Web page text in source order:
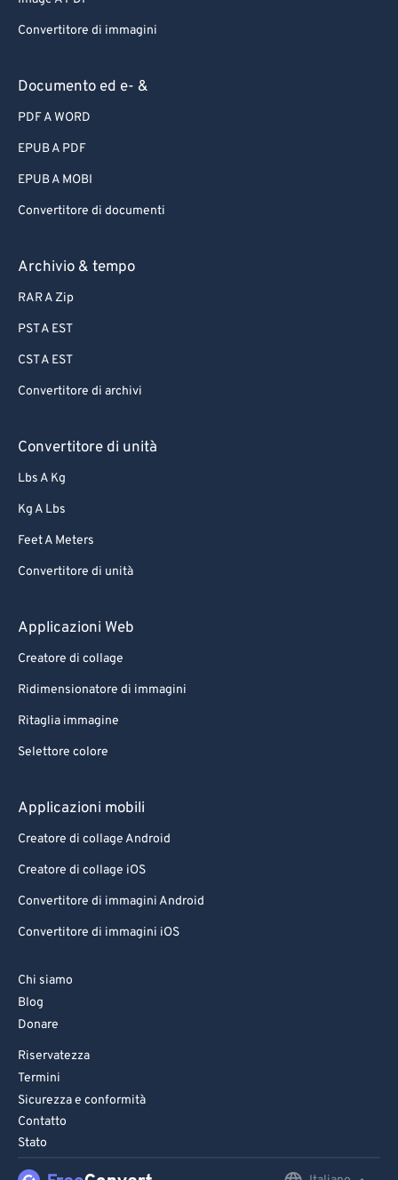
Convertitore di immagini
Documento ed e- &
PDF A WORD
EPUB A PDF
EPUB A MOBI
Convertitore di documenti
Archivio & tempo
RAR A Zip
PST A EST
CST A EST
Convertitore di archivi
Convertitore di unità
Lbs A Kg
Kg A Lbs
Feet A Meters
Convertitore di unità
Applicazioni Web
Creatore di collage
Ridimensionatore di immagini
Ritaglia immagine
Selettore colore
Applicazioni mobili
Creatore di collage Android
Creatore di collage iOS
Convertitore di immagini Android
Convertitore di immagini iOS
Chi siamo
Blog
Donare
Riservatezza
Termini
Sicurezza e conformità
Contatto
Stato